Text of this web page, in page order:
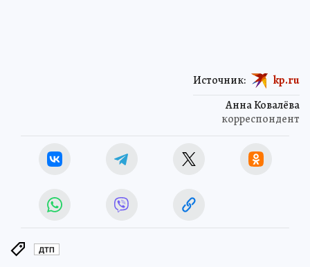
Анна Ковалёва
корреспондент
Источник: kp.ru
ДТП